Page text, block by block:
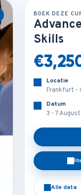
BOEK DEZE
Skills
Locatie
Frankfurt -
Datum
3 - 7
Alle data